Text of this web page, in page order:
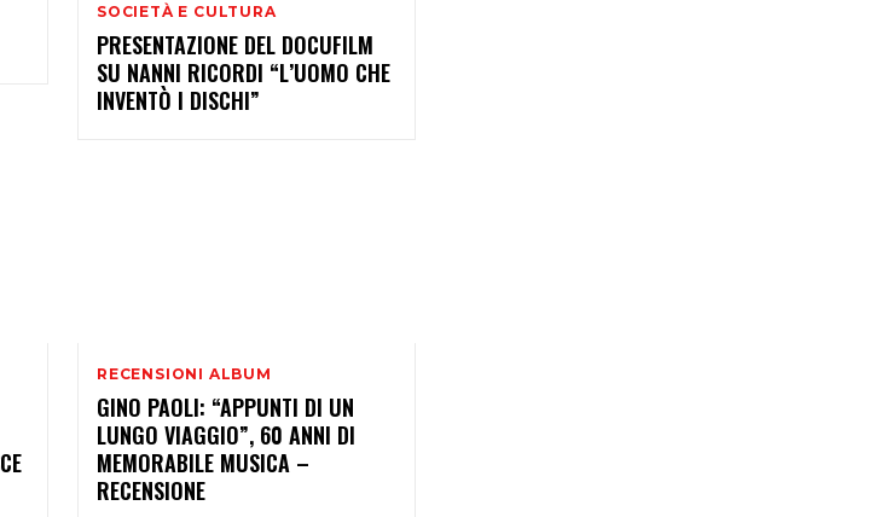
SOCIETÀ E CULTURA
PRESENTAZIONE DEL DOCUFILM
SU NANNI RICORDI “L’UOMO CHE
INVENTÒ I DISCHI”
RECENSIONI ALBUM
GINO PAOLI: “APPUNTI DI UN
LUNGO VIAGGIO”, 60 ANNI DI
MEMORABILE MUSICA –
RECENSIONE